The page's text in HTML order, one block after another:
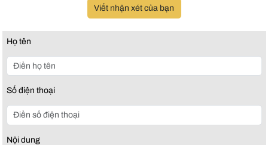
Viết nhận xét của bạn
Họ tên
Số điện thoại
Nội dung